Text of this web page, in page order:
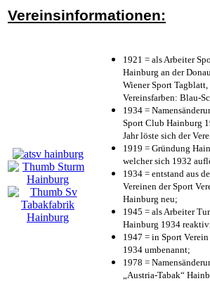
Vereinsinformationen:
1921 = als Arbeiter
Hainburg an der
Wiener Sport
Vereinsfarben: Blau-
1934 =
Sport Club Hainburg
Jahr löste sich der
1919 = Gründung
welcher sich 1932
1934 = entstand aus
Vereinen der Sport
Hainburg neu;
1945 = als Arbeiter
Hainburg 1934
1947 = in Sport
1934 umbenannt;
1978 =
„Austria-Tabak“